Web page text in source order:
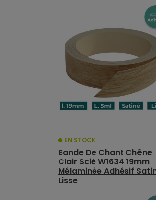
EN STOCK
Bande De Chant Chêne
Clair Scié W1634 19mm
Mélaminée Adhésif
Lisse